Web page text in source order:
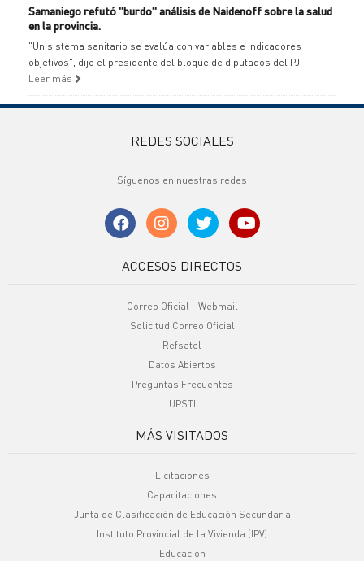
Samaniego refutó "burdo" análisis de Naidenoff sobre la salud
en la provincia.
"Un sistema sanitario se evalúa con variables e indicadores
objetivos", dijo el presidente del bloque de diputados del PJ.
Leer más
REDES SOCIALES
Síguenos en nuestras redes
ACCESOS DIRECTOS
Correo Oficial - Webmail
Solicitud Correo Oficial
Refsatel
Datos Abiertos
Preguntas Frecuentes
UPSTI
MÁS VISITADOS
Licitaciones
Capacitaciones
Junta de Clasificación de Educación Secundaria
Instituto Provincial de la Vivienda (IPV)
Educación